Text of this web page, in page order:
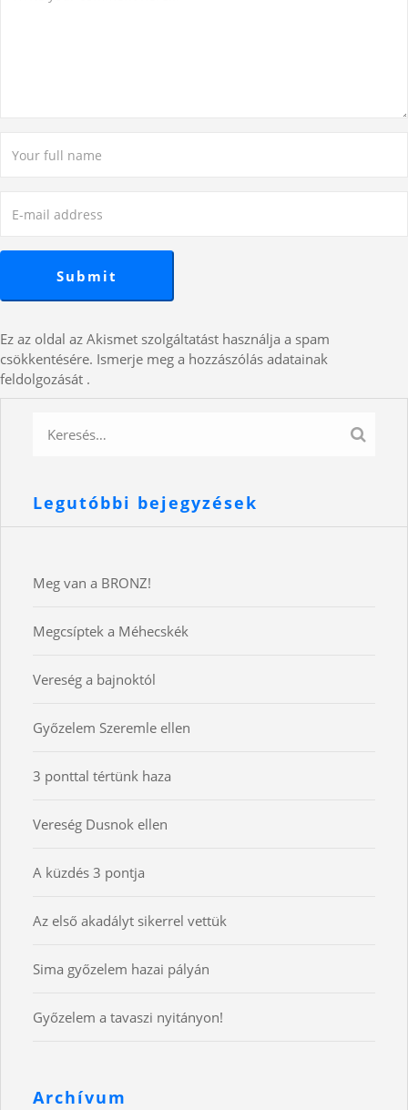
Ez az oldal az Akismet szolgáltatást használja a spam
csökkentésére. Ismerje meg a hozzászólás adatainak
feldolgozását .
Legutóbbi bejegyzések
Meg van a BRONZ!
Megcsíptek a Méhecskék
Vereség a bajnoktól
Győzelem Szeremle ellen
3 ponttal tértünk haza
Vereség Dusnok ellen
A küzdés 3 pontja
Az első akadályt sikerrel vettük
Sima győzelem hazai pályán
Győzelem a tavaszi nyitányon!
Archívum